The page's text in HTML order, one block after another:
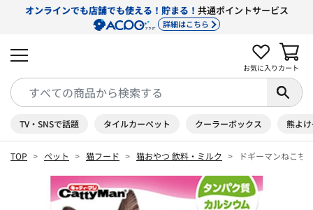
オンラインでも店舗でも使える！貯まる！ 共通ポイントサービス
詳細はこちら
お気に入り カート
TV・SNSで話題 タイルカーペット クーラーボックス 熊よ
TOP ペット 猫フード 猫おやつ 飲料・ミルク ドギーマンねこち